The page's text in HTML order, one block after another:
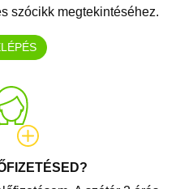
szócikk megtekintéséhez.